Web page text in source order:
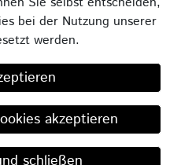
und
mbH
|Barrierefreiheit|
bei der Nutzung unserer
werden.
akzeptieren